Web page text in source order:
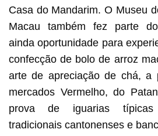
Casa do Mandarim. O Museu
Macau também fez parte
ainda oportunidade para
confecção de bolo de arroz
arte de apreciação de chá, a
mercados Vermelho, do
prova de iguarias típicas
tradicionais cantonenses e